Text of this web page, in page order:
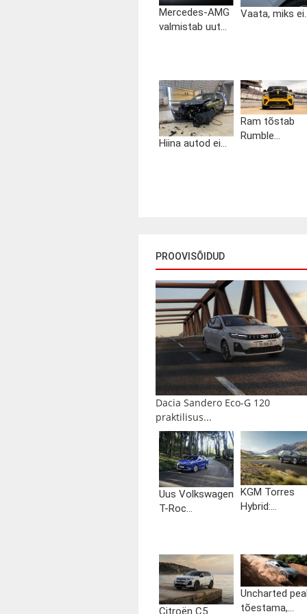
Mercedes-AMG
valmistab uut...
Vaata, miks
Hiina autod ei...
Ram tõstab
Rumble...
PROOVISÕIDUD
Dacia Sandero Eco-G 120
praktilisus...
Uus Volkswagen
T-Roc...
KGM Torres
Hybrid:...
Citroën C5
Uncharted
tõestama,...